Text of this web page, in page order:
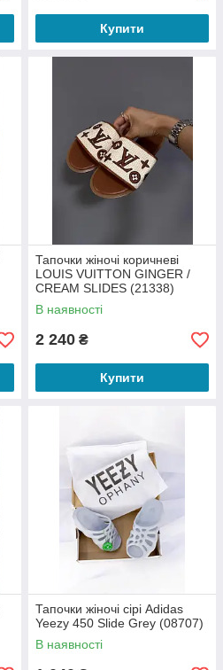
Купити
Тапочки жіночі коричневі
LOUIS VUITTON GINGER /
CREAM SLIDES (21338)
В наявності
2 240 ₴
Купити
Тапочки жіночі сірі Adidas
Yeezy 450 Slide Grey (08707)
В наявності